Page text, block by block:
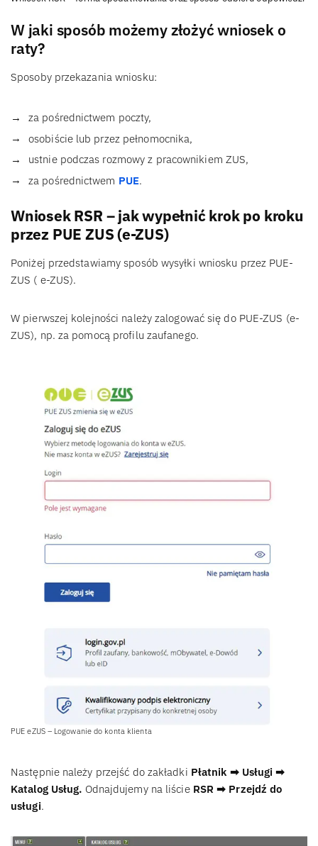
W jaki sposób możemy złożyć wniosek o
raty?
Sposoby przekazania wniosku:
za pośrednictwem poczty,
osobiście lub przez pełnomocnika,
ustnie podczas rozmowy z pracownikiem ZUS,
za pośrednictwem PUE.
Wniosek RSR – jak wypełnić krok po kroku
przez PUE ZUS (e-ZUS)
Poniżej przedstawiamy sposób wysyłki wniosku przez PUE-
ZUS ( e-ZUS).
W pierwszej kolejności należy zalogować się do PUE-ZUS (e-
ZUS), np. za pomocą profilu zaufanego.
PUE eZUS – Logowanie do konta klienta
Następnie należy przejść do zakładki Płatnik ➡ Usługi ➡
Katalog Usług. Odnajdujemy na liścieRSR ➡ Przejdź do
usługi.